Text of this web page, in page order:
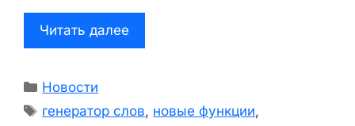
Читать далее
Рубрики
Новости
Метки
генератор слов, новые функции,